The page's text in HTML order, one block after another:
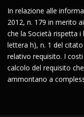
In relazione alle
2012, n. 179 in merito
che la Società rispetta i
lettera h), n. 1 del
relativo requisito. I
calcolo del requisito
ammontano a